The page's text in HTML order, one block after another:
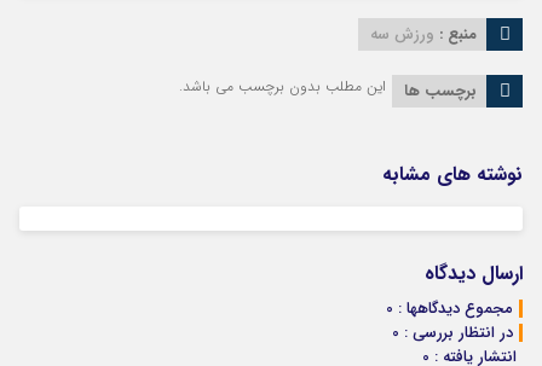
منبع : ورزش سه
برچسب ها این مطلب بدون برچسب می باشد.
نوشته های مشابه
ارسال دیدگاه
مجموع دیدگاهها : 0
در انتظار بررسی : 0
انتشار یافته : 0